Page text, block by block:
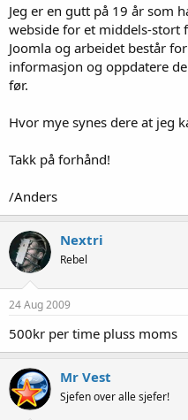
Jeg er en gutt på 19 år som
webside for et middels-stort
Joomla og arbeidet består
informasjon og oppdatere
før.
Hvor mye synes dere at jeg
Takk på forhånd!
/Anders
Nextri
Rebel
24 Aug 2009
500kr per time pluss moms
Mr Vest
Sjefen over alle sjefer!